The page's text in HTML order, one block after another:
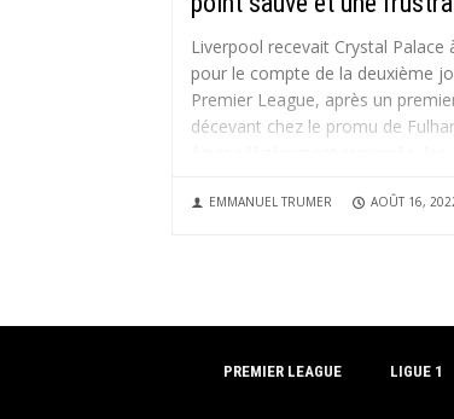
Liverpool recevait Crystal Palace
pour le compte de la deuxième
Premier League, après un
décevant chez le promu de
Vieira et ne décollent...
EMMANUEL TRUMER AOÛT 16,
PREMIER LEAGUE LIGUE 1